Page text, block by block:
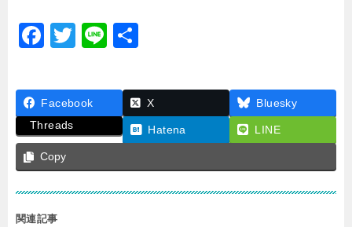
F
c
e
b
o
o
k
T
tt
er
Li
e
Facebook X
Bluesky
Threads
Hatena LINE
Copy
関連記事